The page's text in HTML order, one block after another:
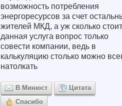
возможность потребления
энергоресурсов за счет
жителей МКД, а уж сколько стоит
данная услуга вопрос только
совести компании, ведь в
калькуляцию столько можно
натолкать
В Минюст
Цитата
Спасибо